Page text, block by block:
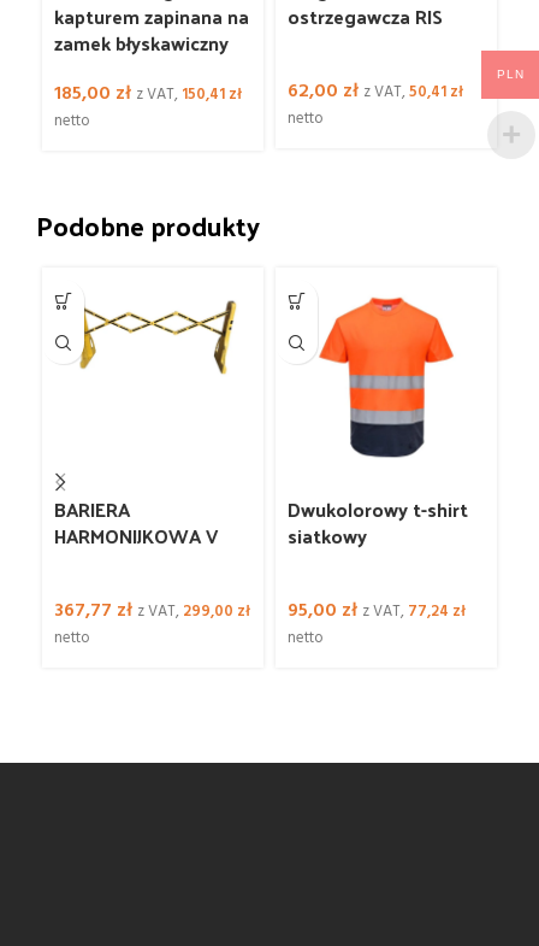
kapturem zapinana na
zamek błyskawiczny
185,00 zł z VAT,150,41zł
netto
ostrzegawcza RIS
62,00 zł z VAT,50,41zł
netto
Podobne produkty
BARIERA
HARMONIJKOWA V
367,77 zł z VAT,299,00 zł
netto
Dwukolorowy t-shirt
siatkowy
95,00 zł z VAT,77,24 zł
netto
PLN